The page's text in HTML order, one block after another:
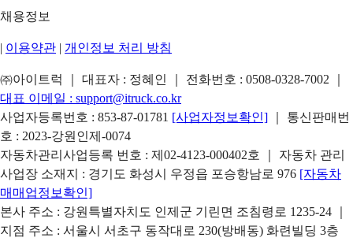
채용정보
| 이용약관 | 개인정보 처리 방침
㈜아이트럭 ｜ 대표자 : 정혜인 ｜ 전화번호 : 0508-0328-7002
대표 이메일 : support@itruck.co.kr
사업자등록번호 : 853-87-01781 [사업자정보확인]
｜ 통신판매번
호 : 2023-강원인제-0074
자동차관리사업등록 번호 : 제02-4123-000402호 ｜ 자동차 관리
사업장 소재지 : 경기도 화성시 우정읍 포승항남로 976 [자동차
매매업정보확인]
본사 주소 : 강원특별자치도 인제군 기린면 조침령로 1235-24 ｜
지점 주소 : 서울시 서초구 동작대로 230(방배동) 화련빌딩 3층